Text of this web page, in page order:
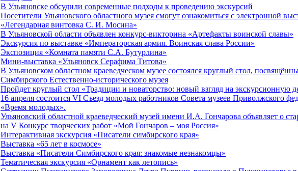
В Ульяновске обсудили современные подходы к проведению экскурсий
Посетители Ульяновского областного музея смогут ознакомиться с электронной
«Легендарная винтовка С. И. Мосина»
В Ульяновской области объявлен конкурс-викторина «Артефакты воинской славы»
Экскурсия по выставке «Императорская армия. Воинская слава России»
Экспозиция «Комната памяти С.А. Бутурлина»
Мини-выставка «Ульяновск Серафима Титова»
В Ульяновском областном краеведческом музее состоялся круглый стол,
Симбирского Естественно-исторического музея
Пройдет круглый стол «Традиции и новаторство: новый взгляд на экскурсионную
16 апреля состоится VI Съезд молодых работников Совета музеев Приволжского
«Время молодых».
Ульяновский областной краеведческий музей имени И.А. Гончарова объявляет о
на V Конкурс творческих работ «Мой Гончаров – моя Россия»
Интерактивная экскурсия «Писатели симбирского края»
Выставка «65 лет в космосе»
Выставка «Писатели Симбирского края: знакомые незнакомцы»
Тематическая экскурсия «Орнамент как летопись»